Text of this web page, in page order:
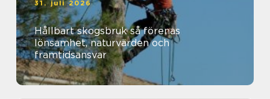
31. juli 2026
Hållbart skogsbruk så förenas
lönsamhet, naturvärden och
framtidsansvar